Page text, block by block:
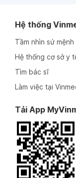
Hệ thống
Tầm nhìn sứ mệnh
Hệ thống cơ sở y
Tìm bác sĩ
Làm việc tại
Tải App